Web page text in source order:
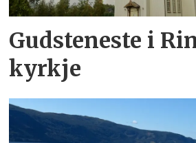
Gudsteneste i
kyrkje